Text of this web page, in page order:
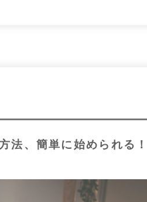
法、簡単に始められる！